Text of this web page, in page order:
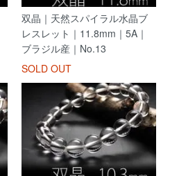
双晶｜天然スパイラル水晶ブ
レスレット｜11.8mm｜5A｜
ブラジル産｜No.13
SOLD OUT